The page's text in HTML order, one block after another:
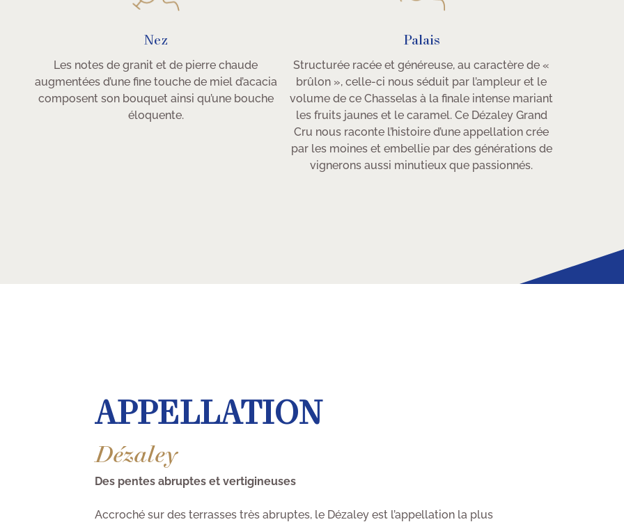
Nez
Les notes de granit et de pierre chaude
augmentées d’une fine touche de miel d’acacia
composent son bouquet ainsi qu’une bouche
éloquente.
Palais
Structurée racée et généreuse, au caractère de «
brûlon », celle-ci nous séduit par l’ampleur et le
volume de ce Chasselas à la finale intense mariant
les fruits jaunes et le caramel. Ce Dézaley Grand
Cru nous raconte l’histoire d’une appellation crée
par les moines et embellie par des générations de
vignerons aussi minutieux que passionnés.
APPELLATION
Dézaley
Des pentes abruptes et vertigineuses
Accroché sur des terrasses très abruptes, le Dézaley est l’appellation la plus